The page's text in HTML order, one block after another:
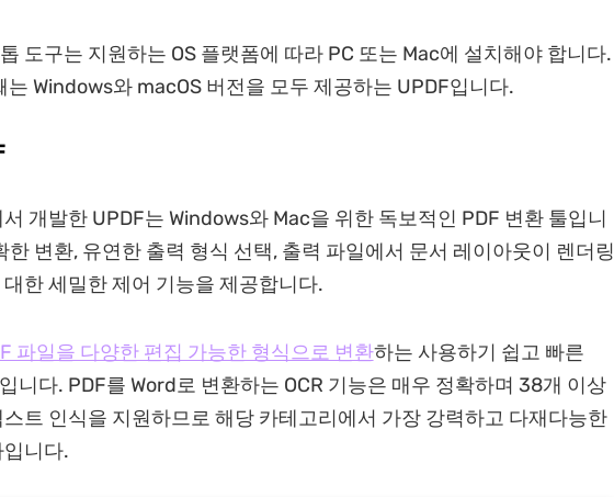
도구는 지원하는 OS 플랫폼에 따라 PC 또는 Mac에 설치해야 합니다.
는 Windows와 macOS 버전을 모두 제공하는 UPDF입니다.
개발한 UPDF는 Windows와 Mac을 위한 독보적인 PDF 변환 툴입니
한 변환, 유연한 출력 형식 선택, 출력 파일에서 문서 레이아웃이 렌더링
한 세밀한 제어 기능을 제공합니다.
파일을 다양한 편집 가능한 형식으로 변환하는 사용하기 쉽고 빠른
니다. PDF를 Word로 변환하는 OCR 기능은 매우 정확하며 38개 이상
트 인식을 지원하므로 해당 카테고리에서 가장 강력하고 다재다능한
니다.